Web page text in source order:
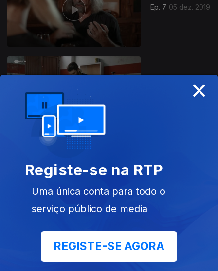
Ep. 7 05 dez. 2019
28 nov. 2019
Ep. 5
Ep. 4 14 nov. 2019
×
Registe-se na RTP
Uma única conta para todo o
serviço público de media
REGISTE-SE AGORA